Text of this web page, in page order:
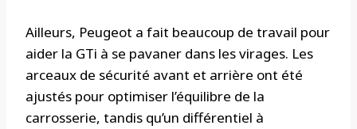
Ailleurs, Peugeot a fait beaucoup de travail pour
aider la GTi à se pavaner dans les virages. Les
arceaux de sécurité avant et arrière ont été
ajustés pour optimiser l’équilibre de la
carrosserie, tandis qu’un différentiel à